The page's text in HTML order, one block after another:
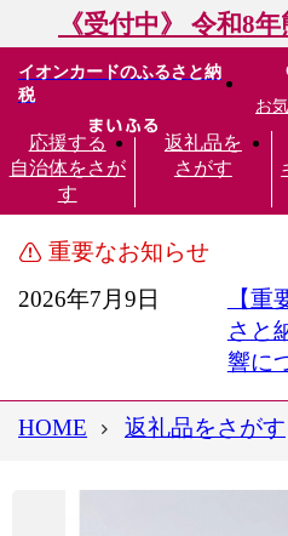
《受付中》 令和8
イオンカードのふるさと納
税
応援する
自治体をさが
す
返礼品を
さがす
お
重要なお知らせ
2026年7月9日
【重
さと
響に
HOME 返礼品をさがす